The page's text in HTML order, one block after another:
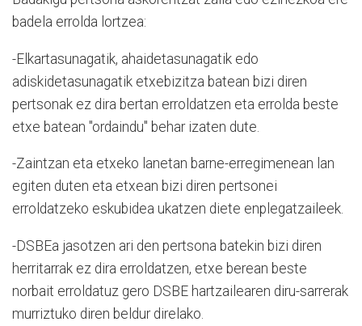
badela errolda lortzea:
-Elkartasunagatik, ahaidetasunagatik edo
adiskidetasunagatik etxebizitza batean bizi diren
pertsonak ez dira bertan erroldatzen eta errolda beste
etxe batean "ordaindu" behar izaten dute.
-Zaintzan eta etxeko lanetan barne-erregimenean lan
egiten duten eta etxean bizi diren pertsonei
erroldatzeko eskubidea ukatzen diete enplegatzaileek.
-DSBEa jasotzen ari den pertsona batekin bizi diren
herritarrak ez dira erroldatzen, etxe berean beste
norbait erroldatuz gero DSBE hartzailearen diru-sarrerak
murriztuko diren beldur direlako.